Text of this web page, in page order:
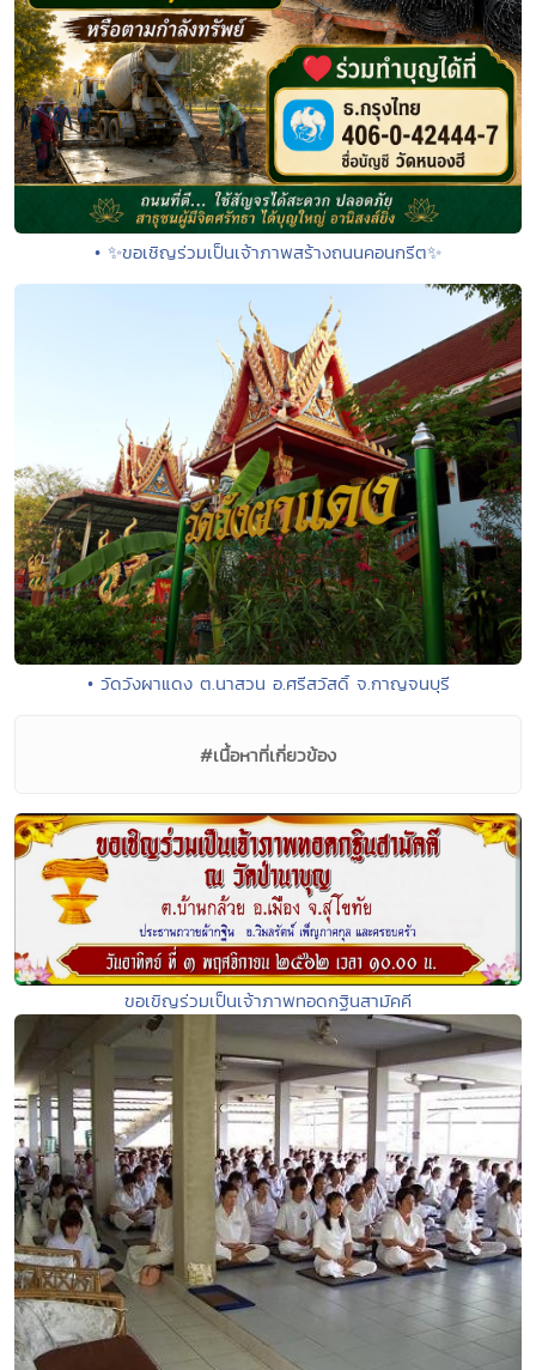
• ✨ขอเชิญร่วมเป็นเจ้าภาพสร้างถนนคอนกรีต✨
• วัดวังผาแดง ต.นาสวน อ.ศรีสวัสดิ์ จ.กาญจนบุรี
#เนื้อหาที่เกี่ยวข้อง
ขอเขิญร่วมเป็นเจ้าภาพทอดกฐินสามัคคี